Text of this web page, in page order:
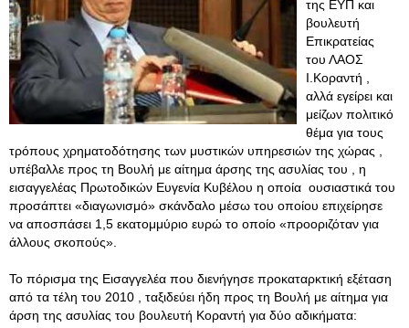
της ΕΥΠ και
βουλευτή
Επικρατείας
του ΛΑΟΣ
Ι.Κοραντή ,
αλλά εγείρει και
μείζων πολιτικό
θέμα για τους
τρόπους χρηματοδότησης των μυστικών υπηρεσιών της χώρας ,
υπέβαλλε προς τη Βουλή με αίτημα άρσης της ασυλίας του , η
εισαγγελέας Πρωτοδικών Ευγενία Κυβέλου η οποία ουσιαστικά του
προσάπτει «διαγωνισμό» σκάνδαλο μέσω του οποίου επιχείρησε
να αποσπάσει 1,5 εκατομμύριο ευρώ το οποίο «προοριζόταν για
άλλους σκοπούς».
Το πόρισμα της Εισαγγελέα που διενήγησε προκαταρκτική εξέταση
από τα τέλη του 2010 , ταξιδεύει ήδη προς τη Βουλή με αίτημα για
άρση της ασυλίας του βουλευτή Κοραντή για δύο αδικήματα: